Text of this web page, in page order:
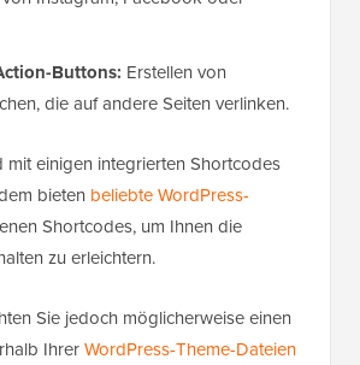
Buttons: Erstellen von
die auf andere Seiten verlinken.
mit einigen integrierten Shortcodes
bieten beliebte WordPress-
Shortcodes, um Ihnen die
zu erleichtern.
Sie jedoch möglicherweise einen
IhrerWordPress-Theme-Dateien